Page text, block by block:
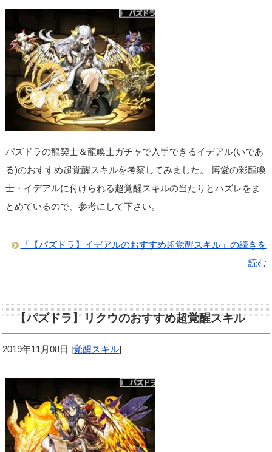
パズドラの龍契士＆龍喚士ガチャで入手できるイデアル(いであ
る)のおすすめ超覚醒スキルを考察してみました。 博愛の彩龍喚
士・イデアルに付けられる超覚醒スキルの当たりとハズレをま
とめているので、参考にして下さい。
「【パズドラ】イデアルのおすすめ超覚醒スキル」の続きを
読む
【パズドラ】リクウのおすすめ超覚醒スキル
2019年11月08日 [覚醒スキル]